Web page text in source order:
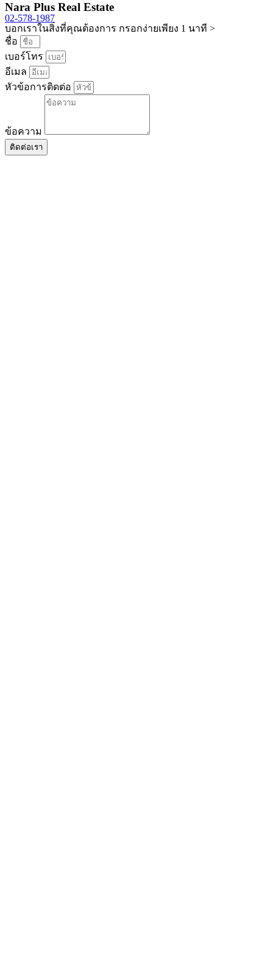
Nara Plus Real Estate
02-578-1987
บอกเราในสิ่งที่คุณต้องการ กรอกง่ายเพียง 1 นาที >
ชื่อ
เบอร์โทร
อีเมล
หัวข้อการติดต่อ
ข้อความ
ติดต่อเรา